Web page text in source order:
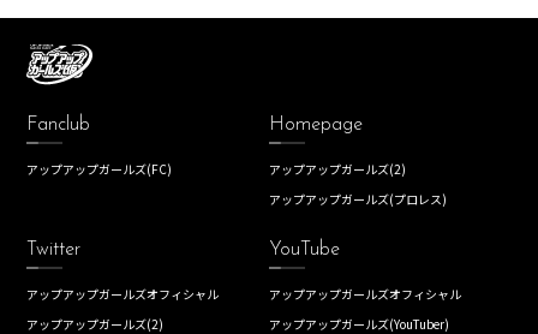
Fanclub
アップアップガールズ(FC)
Homepage
アップアップガールズ(2)
アップアップガールズ(プロレス)
Twitter
アップアップガールズオフィシャル
アップアップガールズ(2)
YouTube
アップアップガールズオフィシャル
アップアップガールズ(YouTuber)